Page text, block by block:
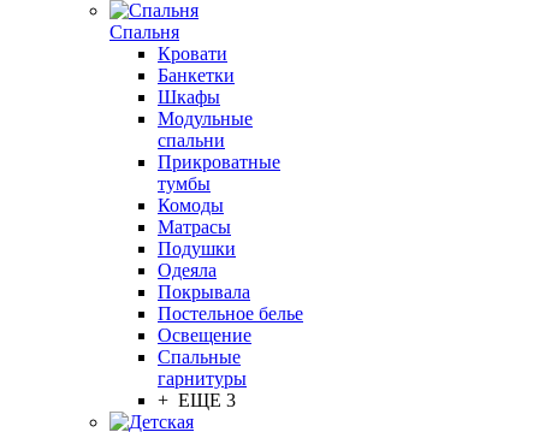
Спальня
Кровати
Банкетки
Шкафы
Модульные
спальни
Прикроватные
тумбы
Комоды
Матрасы
Подушки
Одеяла
Покрывала
Постельное белье
Освещение
Спальные
гарнитуры
+ ЕЩЕ 3